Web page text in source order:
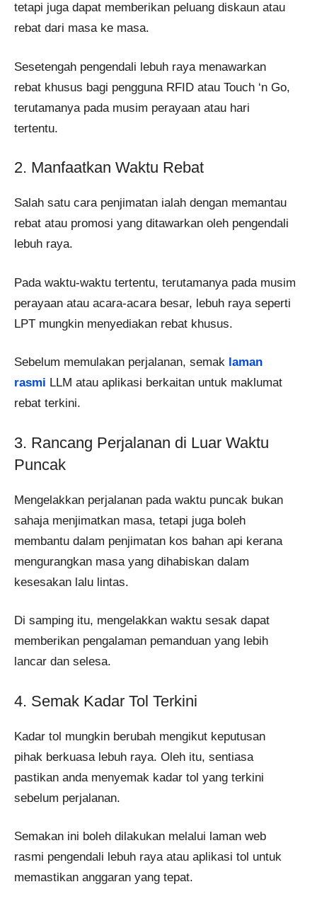
tetapi juga dapat memberikan peluang diskaun atau
rebat dari masa ke masa.
Sesetengah pengendali lebuh raya menawarkan
rebat khusus bagi pengguna RFID atau Touch ‘n Go,
terutamanya pada musim perayaan atau hari
tertentu.
2. Manfaatkan Waktu Rebat
Salah satu cara penjimatan ialah dengan memantau
rebat atau promosi yang ditawarkan oleh pengendali
lebuh raya.
Pada waktu-waktu tertentu, terutamanya pada musim
perayaan atau acara-acara besar, lebuh raya seperti
LPT mungkin menyediakan rebat khusus.
Sebelum memulakan perjalanan, semak laman
rasmi LLM atau aplikasi berkaitan untuk maklumat
rebat terkini.
3. Rancang Perjalanan di Luar Waktu
Puncak
Mengelakkan perjalanan pada waktu puncak bukan
sahaja menjimatkan masa, tetapi juga boleh
membantu dalam penjimatan kos bahan api kerana
mengurangkan masa yang dihabiskan dalam
kesesakan lalu lintas.
Di samping itu, mengelakkan waktu sesak dapat
memberikan pengalaman pemanduan yang lebih
lancar dan selesa.
4. Semak Kadar Tol Terkini
Kadar tol mungkin berubah mengikut keputusan
pihak berkuasa lebuh raya. Oleh itu, sentiasa
pastikan anda menyemak kadar tol yang terkini
sebelum perjalanan.
Semakan ini boleh dilakukan melalui laman web
rasmi pengendali lebuh raya atau aplikasi tol untuk
memastikan anggaran yang tepat.